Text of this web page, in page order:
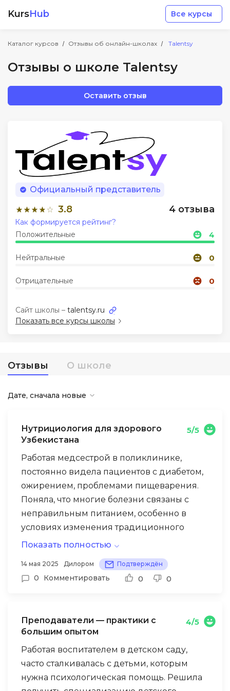
KursHub Все курсы
Каталог курсов Отзывы об онлайн-школах Talentsy
Отзывы о школе Talentsy
Оставить отзыв
Официальный представитель
3.8 4 отзыва
Положительные 4
Нейтральные 0
Отрицательные 0
Как формируется рейтинг?
Показать все курсы школы
Отзывы О школе
Сайт школы – talentsy.ru
Дате, сначала новые
Нутрициология для здорового
Узбекистана
5/5
Работая медсестрой в поликлинике,
постоянно видела пациентов с диабетом,
ожирением, проблемами пищеварения.
Поняла, что многие болезни связаны с
неправильным питанием, особенно в
условиях изменения традиционного
узбекского рациона.
Научная база: Изучали биохимию
пищеварения, обмен веществ, влияние
медработника.
Анализ рациона и выявление дефицитов
Расшифровка лабораторных показателей
Показать полностью
14 мая 2025 Дилором Подтверждён
0 Комментировать 0 0
Преподаватели — практики с
большим опытом
4/5
Работая воспитателем в детском саду,
часто сталкивалась с детьми, которым
нужна психологическая помощь. Решила
Маркетинг
Дизайн
Аналитика
Менеджмент
Иностранные языки
Soft Skills
ДПО
Акции и промокоды